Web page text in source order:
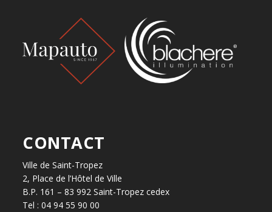
CONTACT
Ville de Saint-Tropez
2, Place de l’Hôtel de Ville
B.P. 161 – 83 992 Saint-Tropez cedex
Tel : 04 94 55 90 00